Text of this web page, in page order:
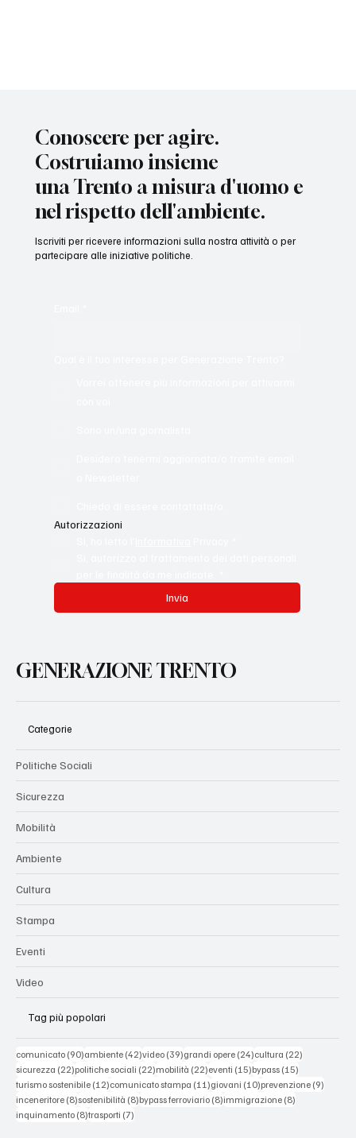
Conoscere per agire.
Costruiamo insieme
una Trento a misura d'uomo e
nel rispetto dell'ambiente.
Sì, autorizzo al trattamento dei dati personali
Categorie
Politiche Sociali
Sicurezza
Mobilità
Ambiente
Cultura
Stampa
Eventi
Video
Tag più popolari
comunicato(90)90 post
ambiente (42)42 post
video(39)39 post
grandi opere(24)24 post
cultura (22)22 post
sicurezza(22)22 post
politiche sociali (22)22 post
mobilità (22)22 post
eventi (15)15 post
bypass(15)
turismo sostenibile (12)12 post
comunicato stampa